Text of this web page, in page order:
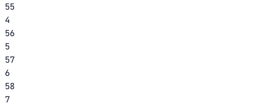
55
4
56
5
57
6
58
7